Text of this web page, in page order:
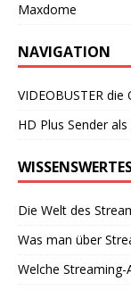
Maxdome
NAVIGATION
VIDEOBUSTER
HD Plus Sender
Die Welt des
Was man über
Welche